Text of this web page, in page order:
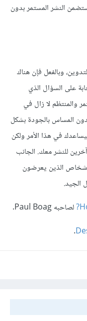
النشر المستمر بدون
وبالفعل فإن هناك
على السؤال الذي
والمنتظم لا زال في
المساس بالجودة بشكل
في هذا الأمر ولكن
للنشر معك. الجانب
الذين يعرضون
الجيد.
لصاحبه Paul Boag.
.